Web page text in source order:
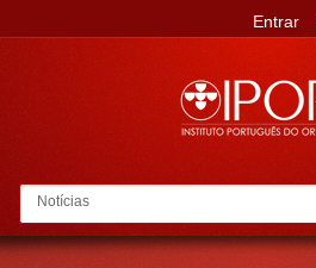
Go to:
Entrar